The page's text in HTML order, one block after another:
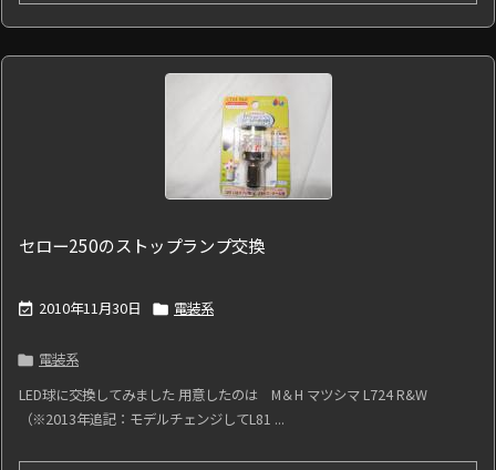
セロー250のストップランプ交換
 2010年11月30日  電装系
 電装系
LED球に交換してみました 用意したのは M＆H マツシマ L724 R&W
（※2013年追記：モデルチェンジしてL81 ...